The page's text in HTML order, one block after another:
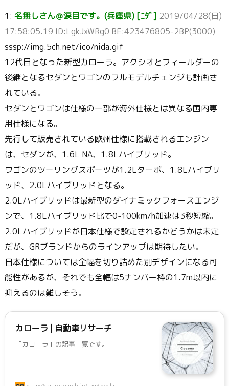
1: 名無しさん＠涙目です。(兵庫県) [ﾆﾀﾞ] 2019/04/28(日)
17:58:05.19 ID:LgkJxWRg0 BE:423476805-2BP(3000)
sssp://img.5ch.net/ico/nida.gif
12代目となった新型カローラ。アクシオとフィールダーの
後継となるセダンとワゴンのフルモデルチェンジも計画さ
れている。
セダンとワゴンは仕様の一部が海外仕様とは異なる国内専
用仕様になる。
先行して販売されている欧州仕様に搭載されるエンジン
は、セダンが、1.6L NA、1.8Lハイブリッド。
ワゴンのツーリングスポーツが1.2Lターボ、1.8Lハイブリ
ッド、2.0Lハイブリッドとなる。
2.0Lハイブリッドは最新型のダイナミックフォースエンジ
ンで、1.8Lハイブリッド比で0-100km/h加速は3秒短縮。
2.0Lハイブリッドが日本仕様で設定されるかどうかは未定
だが、GRブランドからのラインアップは期待したい。
日本仕様については全幅を切り詰めた別デザインになる可
能性があるが、それでも全幅は5ナンバー枠の1.7m以内に
抑えるのは難しそう。
カローラ | 自動車リサーチ
「カローラ」の記事一覧です。